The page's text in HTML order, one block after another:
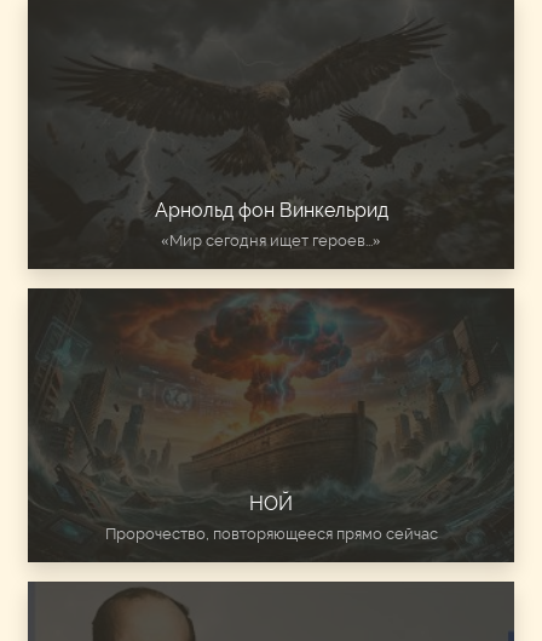
Арнольд фон Винкельрид
«Мир сегодня ищет героев...»
НОЙ
Пророчество, повторяющееся прямо сейчас